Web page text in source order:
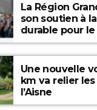
La Région
son soutien à
durable pour
2026
Une nouvelle
km va relier
l’Aisne